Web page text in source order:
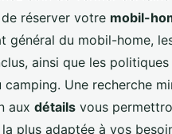
réserver votre mobil-
général du mobil-home,
ainsi que les politiques
Une recherche
aux détails vous
plus adaptée à vos